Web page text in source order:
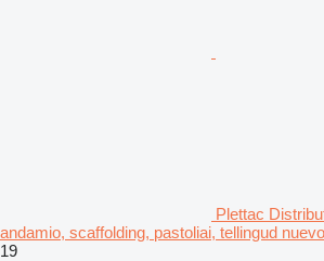
Plettac
andamio, scaffolding, pastoliai, tellingud nuevo
19